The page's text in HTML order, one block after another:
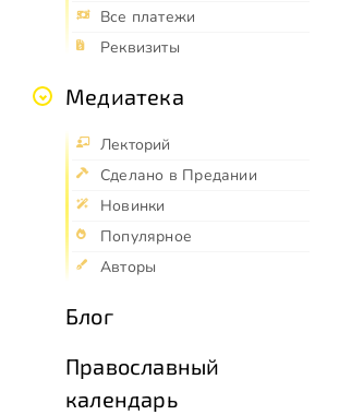
Все платежи
Реквизиты
Медиатека
Лекторий
Сделано в Предании
Новинки
Популярное
Авторы
Блог
Православный
календарь